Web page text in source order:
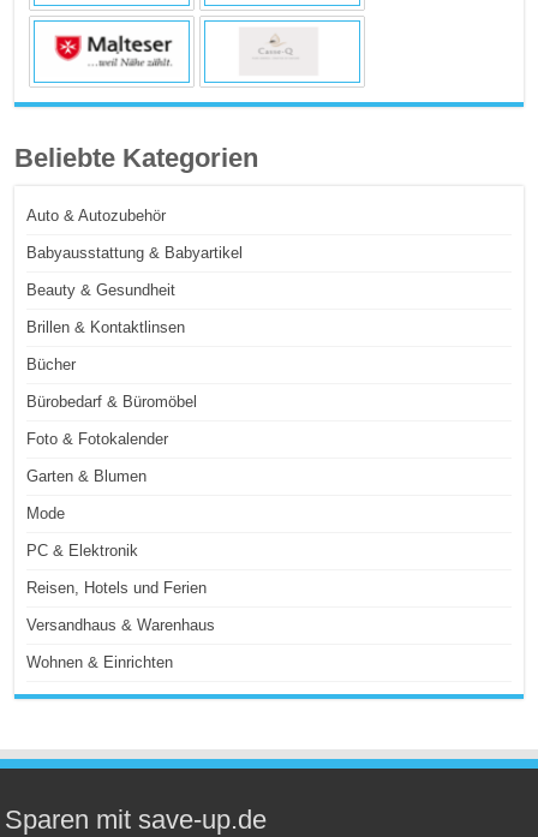
Beliebte Kategorien
Auto & Autozubehör
Babyausstattung & Babyartikel
Beauty & Gesundheit
Brillen & Kontaktlinsen
Bücher
Bürobedarf & Büromöbel
Foto & Fotokalender
Garten & Blumen
Mode
PC & Elektronik
Reisen, Hotels und Ferien
Versandhaus & Warenhaus
Wohnen & Einrichten
Sparen mit save-up.de